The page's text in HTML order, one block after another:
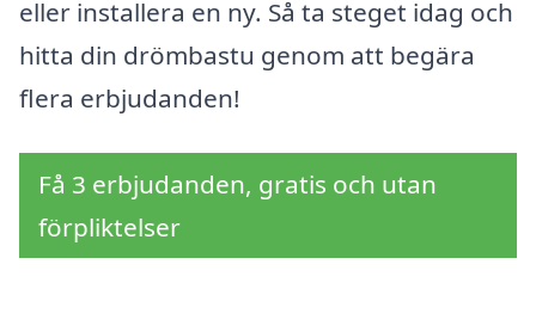
eller installera en ny. Så ta steget idag och
hitta din drömbastu genom att begära
flera erbjudanden!
Få 3 erbjudanden, gratis och utan
förpliktelser